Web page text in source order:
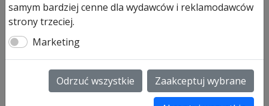
ilość
Zamek
wpuszczany
Dodaj do koszyka
Zamek wpuszczany do „Drzwi ZK lewe/prawe
pod wkładkę patentową, 8 mm
uniwersalny
samym bardziej cenne dla wydawców i reklamodawców
strony trzeciej.
Marketing
Odrzuć wszystkie Zaakceptuj wybrane